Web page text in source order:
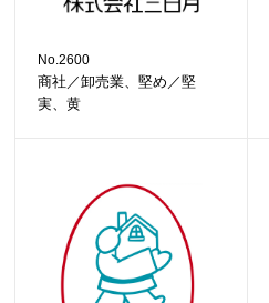
No.2600
商社／卸売業、堅め／堅
実、黄